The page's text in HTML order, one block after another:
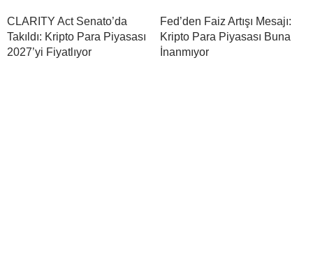
CLARITY Act Senato’da
Takıldı: Kripto Para Piyasası
2027’yi Fiyatlıyor
Fed’den Faiz Artışı Mesajı:
Kripto Para Piyasası Buna
İnanmıyor